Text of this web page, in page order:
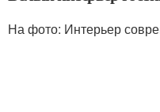
На фото: Интерьер